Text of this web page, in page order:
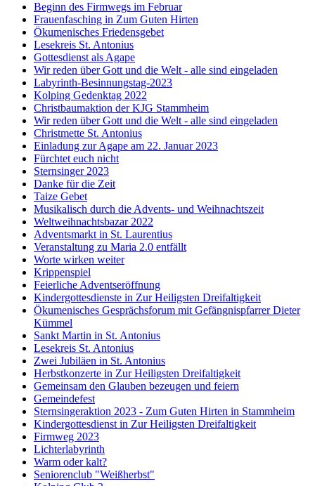
Beginn des Firmwegs im Februar
Frauenfasching in Zum Guten Hirten
Ökumenisches Friedensgebet
Lesekreis St. Antonius
Gottesdienst als Agape
Wir reden über Gott und die Welt - alle sind eingeladen
Labyrinth-Besinnungstag-2023
Kolping Gedenktag 2022
Christbaumaktion der KJG Stammheim
Wir reden über Gott und die Welt - alle sind eingeladen
Christmette St. Antonius
Einladung zur Agape am 22. Januar 2023
Fürchtet euch nicht
Sternsinger 2023
Danke für die Zeit
Taize Gebet
Musikalisch durch die Advents- und Weihnachtszeit
Weltweihnachtsbazar 2022
Adventsmarkt in St. Laurentius
Veranstaltung zu Maria 2.0 entfällt
Worte wirken weiter
Krippenspiel
Feierliche Adventseröffnung
Kindergottesdienste in Zur Heiligsten Dreifaltigkeit
Ökumenisches Gesprächsforum mit Gefängnispfarrer Dieter
Kümmel
Sankt Martin in St. Antonius
Lesekreis St. Antonius
Zwei Jubiläen in St. Antonius
Herbstkonzerte in Zur Heiligsten Dreifaltigkeit
Gemeinsam den Glauben bezeugen und feiern
Gemeindefest
Sternsingeraktion 2023 - Zum Guten Hirten in Stammheim
Kindergottesdienst in Zur Heiligsten Dreifaltigkeit
Firmweg 2023
Lichterlabyrinth
Warm oder kalt?
Seniorenclub "Weißherbst"